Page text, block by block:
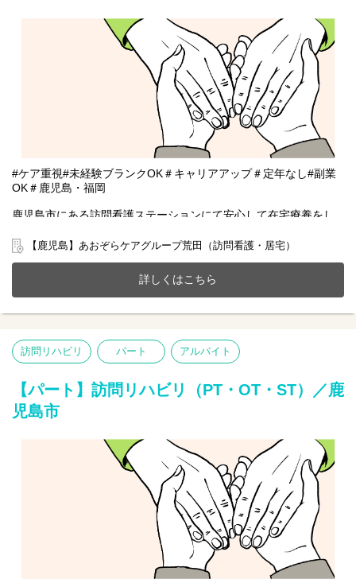
#ケア重視#未経験ブランクOK＃キャリアアップ＃定年なし#副業
OK＃鹿児島・福岡
鹿児島市にある訪問看護ステーションにて安心して在宅療養をし
20～70代まで幅広い年齢層の方が活躍中です。
今までのご経験やスキルを当社で発揮して頂ける方を募集してい
【仕事内容】訪問リハビリ業務全般 ※直行直帰OK
訪問看護ステーションからご利用者様宅を訪問し、一人一人に寄
●健康状態の観察（バイタルチェックなど）
●利用者様へのリハビリテーション
●食事や文字書き取りの訓練など
【鹿児島】あおぞらケアグループ荒田（訪問看護・居宅）
詳しくはこちら
訪問リハビリ パート アルバイト
【パート】訪問リハビリ（PT・OT・ST）／鹿
児島市